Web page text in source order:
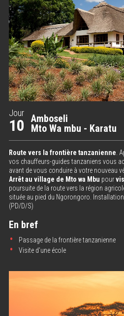
Jour
10
Amboseli
Mto Wa mbu - Karatu
Route vers la frontière tanzanienne .
vos chauffeurs-guides tanzaniens vous
avant de vous conduire à votre nouveau
Arrêt au village de Mto wa Mbu pour
poursuite de la route vers la région
située au pied du Ngorongoro.
(PD/D/S)
En bref
Passage de la frontière tanzanienne
Visite d’une école